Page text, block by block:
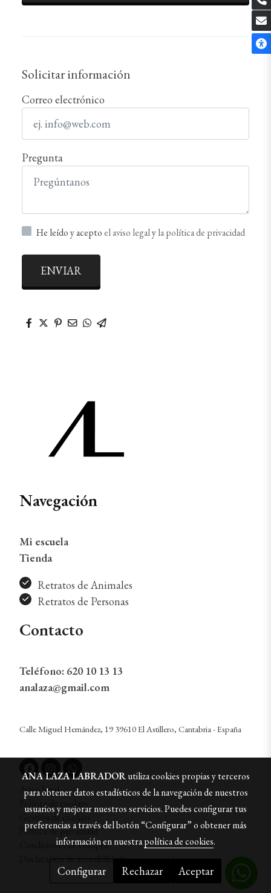
Solicitar información
Correo electrónico
Pregunta
He leído y aceptoel aviso legalyla política de privacidad
ENVIAR
Navegación
Mi escuela
Tienda
Retratos de Animales
Retratos de Personas
Contacto
Teléfono: 620 10 13 13
analaza@gmail.com
Calle Miguel Hernández, 19 39610 El Astillero, Cantabria - España
Aviso legal
Política de cookies
Gestión de cookies
Política de privacidad
Condiciones de compra
Declaración de accesibilidad
ANA LAZA LABRADORutiliza cookies propias y terceros
para obtener datos estadísticos de la navegación de nuestros
usuarios y mejorar nuestros servicios. Puedes configurar tus
preferencias a través del botón “Configurar” o obtener más
información en nuestrapolítica de cookies.
Configurar Rechazar Aceptar